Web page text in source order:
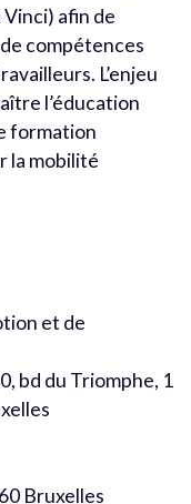
afin de
compétences
L’enjeu
l’éducation
formation
la mobilité
et de
bd du Triomphe, 1
Bruxelles